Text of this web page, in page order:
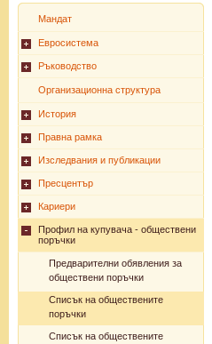
Мандат
Евросистема
Ръководство
Организационна структура
История
Правна рамка
Изследвания и публикации
Пресцентър
Кариери
Профил на купувача - обществени
поръчки
Предварителни обявления за
обществени поръчки
Списък на обществените
поръчки
Списък на обществените